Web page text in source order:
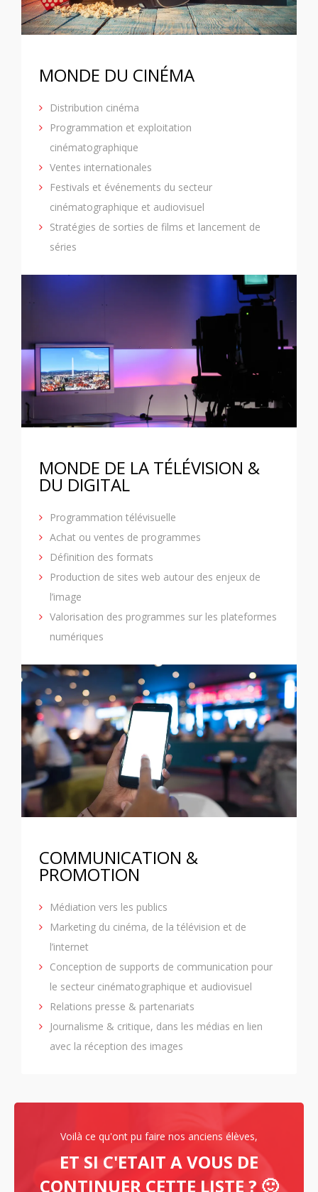
MONDE DU CINÉMA
Distribution cinéma
Programmation et exploitation
cinématographique
Ventes internationales
Festivals et événements du secteur
cinématographique et audiovisuel
Stratégies de sorties de films et lancement de
séries
MONDE DE LA TÉLÉVISION &
DU DIGITAL
Programmation télévisuelle
Achat ou ventes de programmes
Définition des formats
Production de sites web autour des enjeux de
l’image
Valorisation des programmes sur les plateformes
numériques
COMMUNICATION &
PROMOTION
Médiation vers les publics
Marketing du cinéma, de la télévision et de
l’internet
Conception de supports de communication pour
le secteur cinématographique et audiovisuel
Relations presse & partenariats
Journalisme & critique, dans les médias en lien
avec la réception des images
Voilà ce qu'ont pu faire nos anciens élèves,
ET SI C'ETAIT A VOUS DE
CONTINUER CETTE LISTE ? 🙂